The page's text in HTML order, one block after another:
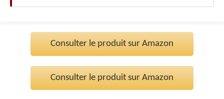
Consulter le produit sur Amazon
Consulter le produit sur Amazon